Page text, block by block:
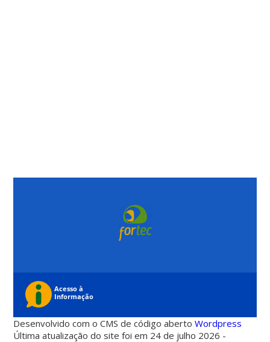
Desenvolvido com o CMS de código abertoWordpress
Última atualização do site foi em 24 de julho 2026 -